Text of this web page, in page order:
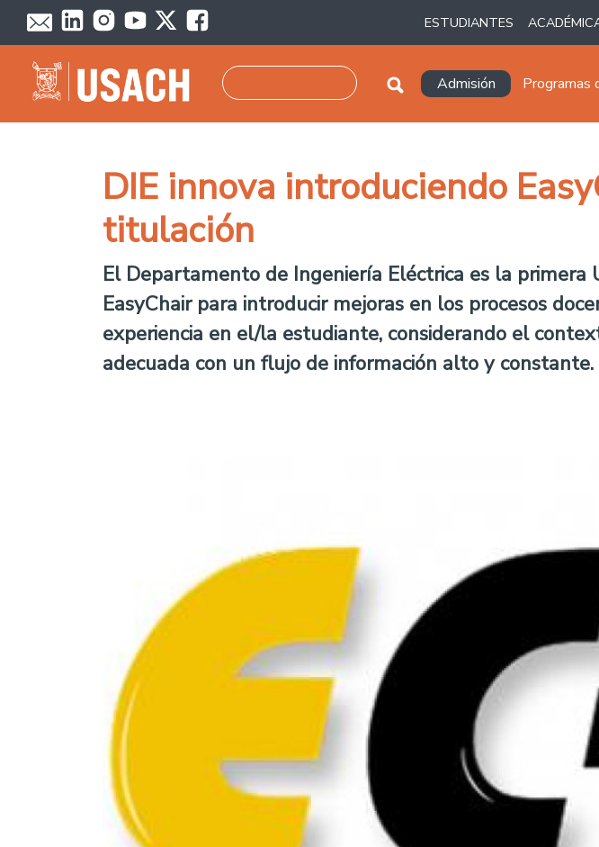
Pasar al contenido principal
ESTUDIANTES
Navegación principal
Admisión Programas
DIE innova introduciendo
titulación
El Departamento de Ingeniería Eléctrica es la
EasyChair para introducir mejoras en los procesos
experiencia en el/la estudiante, considerando el
adecuada con un flujo de información alto y constante.